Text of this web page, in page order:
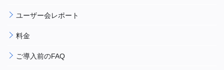
ユーザー会レポート
料金
ご導入前のFAQ